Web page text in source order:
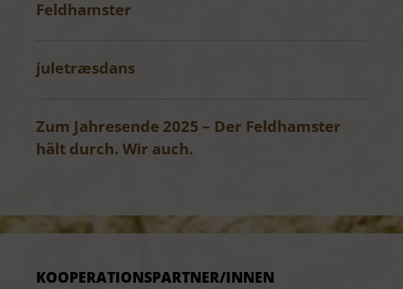
Feldhamster
juletræsdans
Zum Jahresende 2025 – Der Feldhamster
hält durch. Wir auch.
KOOPERATIONS­PARTNER/INNEN